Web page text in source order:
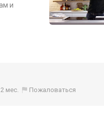
и
мес. Пожаловаться